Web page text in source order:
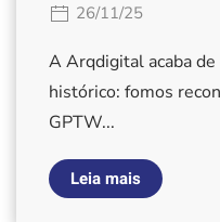
26/11/25
A Arqdigital acaba
histórico: fomos
GPTW...
Leia mais